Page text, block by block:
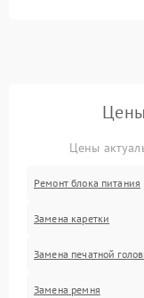
Цены
Ремонт блока питания
Замена каретки
Замена печатной
Замена ремня